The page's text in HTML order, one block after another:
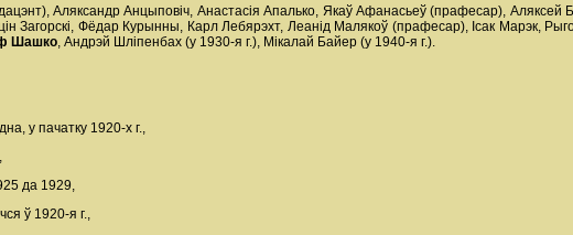
Аляксандр Анцыповіч, Анастасія Апалько, Якаў Афанасьеў (прафесар), Аляксей
Загорскі, Фёдар Курынны, Карл Лебярэхт, Леанід Малякоў (прафесар), Ісак Марэк,
Шашко, Андрэй Шліпенбах (у 1930-я г.), Мікалай Байер (у 1940-я г.).
у пачатку 1920-х г.,
да 1929,
ў 1920-я г.,